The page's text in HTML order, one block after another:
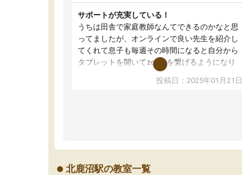
サポートが充実している！
うちは田舎で家庭教師なんてできるのかなと思
ってましたが、オンラインで良い先生を紹介し
てくれて息子も毎週その時間になると自分から
タブレットを開いてzoomを繋げるようになり
ました！5科目なんでもOKなのもとても気に入
投稿日：2025年01月21日
北鹿沼駅の教室一覧